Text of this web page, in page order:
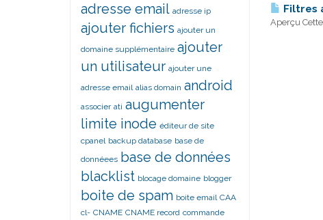
Filtres
Aperçu
adresse email adresse ip
ajouter fichiers ajouter un
domaine supplémentaire ajouter
un utilisateur ajouter une
adresse email alias domain android
associer ati augumenter
limite inode éditeur de site
cpanel backup database base de
donnéees base de données
blacklist blocage domaine blogger
boite de spam boite email CAA
cl- CNAME CNAME record commande